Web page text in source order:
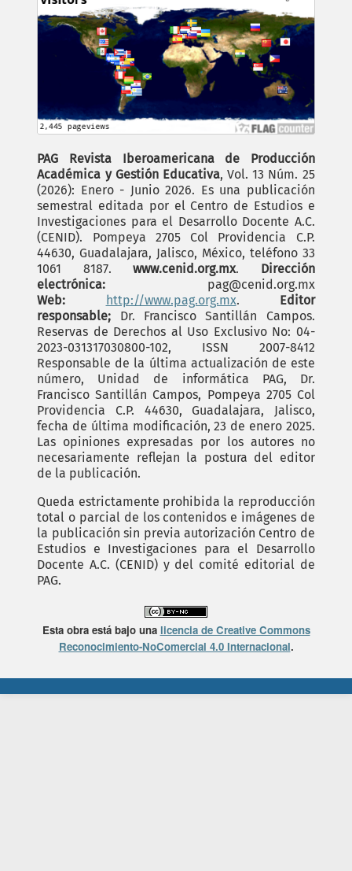
PAG Revista Iberoamericana de Producción
Académica y Gestión Educativa, Vol. 13 Núm. 25
(2026): Enero - Junio 2026. Es una publicación
semestral editada por el Centro de Estudios e
Investigaciones para el Desarrollo Docente A.C.
(CENID). Pompeya 2705 Col Providencia C.P.
44630, Guadalajara, Jalisco, México, teléfono 33
1061 8187.www.cenid.org.mx. Dirección
electrónica: pag@cenid.org.mx
Web:
http://www.pag.org.mx.
Editor
responsable; Dr. Francisco Santillán Campos.
Reservas de Derechos al Uso Exclusivo No: 04-
2023-031317030800-102, ISSN 2007-8412
Responsable de la última actualización de este
número, Unidad de informática PAG, Dr.
Francisco Santillán Campos, Pompeya 2705 Col
Providencia C.P. 44630, Guadalajara, Jalisco,
fecha de última modificación, 23 de enero 2025.
Las opiniones expresadas por los autores no
necesariamente reflejan la postura del editor
de la publicación.
Queda estrictamente prohibida la reproducción
total o parcial de los contenidos e imágenes de
la publicación sin previa autorización Centro de
Estudios e Investigaciones para el Desarrollo
Docente A.C. (CENID) y del comité editorial de
PAG.
Esta obra está bajo una licencia de Creative Commons
Reconocimiento-NoComercial 4.0 Internacional.